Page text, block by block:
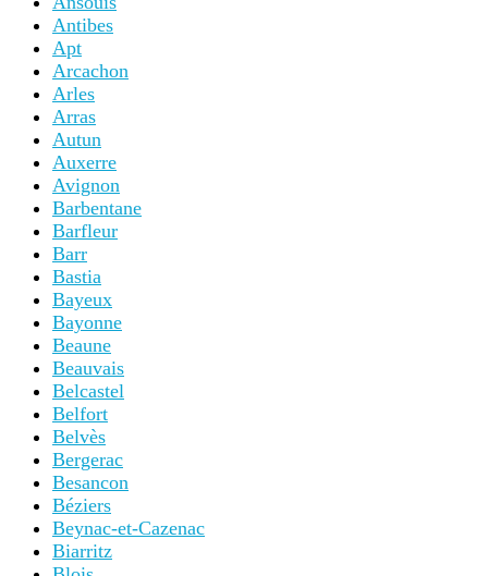
Antibes
Apt
Arcachon
Arles
Arras
Autun
Auxerre
Avignon
Barbentane
Barfleur
Barr
Bastia
Bayeux
Bayonne
Beaune
Beauvais
Belcastel
Belfort
Belvès
Bergerac
Besancon
Béziers
Beynac-et-Cazenac
Biarritz